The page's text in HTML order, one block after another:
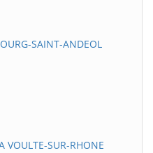
SAINT-ANDEOL
SUR-RHONE